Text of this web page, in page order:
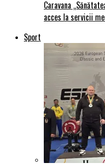
Caravana
acces la servicii
Sport